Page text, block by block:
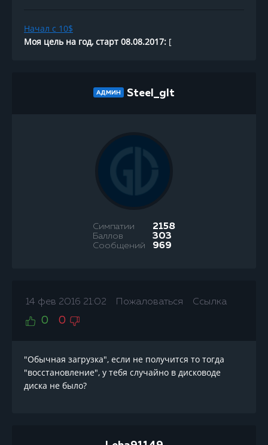
Начал с 10$
Моя цель на год, старт 08.08.2017: [
АДМИН Steel_glt
Симпатии 2158
Баллов 303
Сообщений 969
14 фев 2016 21:02 Пожаловаться Ссылка
0 0
"Обычная загрузка", если не получится то тогда
"восстановление", у тебя случайно в дисководе
диска не было?